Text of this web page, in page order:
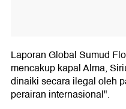
Laporan Global Sumud
mencakup kapal Alma,
dinaiki secara ilegal oleh
perairan internasional".